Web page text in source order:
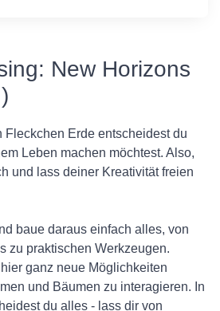
New Horizons
Erde entscheidest du
Leben machen möchtest. Also,
und lass deiner Kreativität freien
baue daraus einfach alles, von
zu praktischen Werkzeugen.
ganz neue Möglichkeiten
und Bäumen zu interagieren. In
du alles - lass dir von